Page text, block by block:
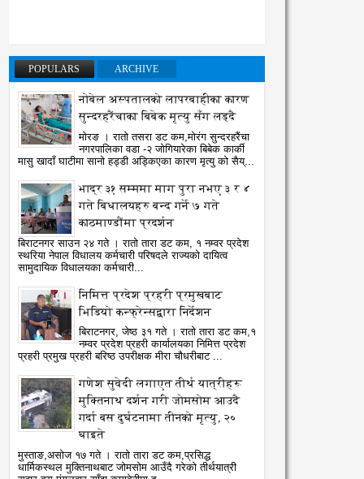
POPULARS ARCHIVE
नोबेल अस्पतालको लापरबाहीका कारण
सुन्दरहरैंचाका बिबेक मृत्यु सँग लड्दै
मोरङ । रातो तसरा डट कम,मोरंग सुन्दरहरैंचा
नगरपालिका वडा -२ जोगियारेका बिबेक कार्की
मासु खादाँ घाटीमा सानो हड्डी अड्किएका कारण मृत्यु को सैय्...
भाद्र ३१ सम्ममा माग पुरा नभए ३ र ४
गते बिधालयहरु बन्द गर्ने ७ गते
काठमाण्डौंमा प्रदर्शन
बिराटनगर साउन २४ गते । रातो तारा डट कम, १ नम्वर प्रदेश
स्थरिया नेपाल विधालय कर्मचारी परिषदले राज्यको दायित्व
सामुदायिक विधालयका कर्मचारी...
निमित्त प्रदेश प्रहरी प्रमुखबाट
भिडियो कन्फ्रेन्सद्वारा निर्देशन
बिराटनगर, जेष्ठ ३१ गते । रातो तारा डट कम,१
नम्वर प्रदेश प्रहरी कार्यालयका निमित्त प्रदेश
प्रहरी प्रमुख प्रहरी बरिष्ठ उपरीक्षक मीरा चौधरीबाट ...
गणेश सुवेदी लगाएत तीर्थ यात्रीहरू
मुक्तिनाथ दर्शन गरी जोमसोम आउदै
गर्दा बस दुर्घटनामा तीनको मृत्यु, २०
घाइते
मुस्ताङ,असोज १७ गते । रातो तारा डट कम,प्रसिद्ध
धार्मिकस्थल मुक्तिनाथबाट जोमसोम आउँदै गरेको तीर्थयात्री